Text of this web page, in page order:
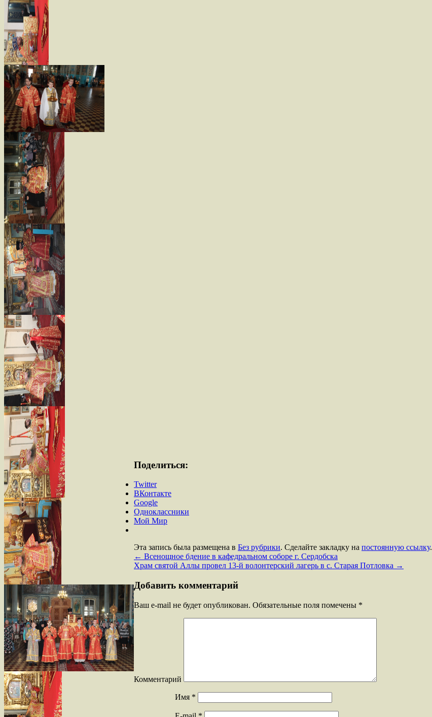
Поделиться:
Twitter
ВКонтакте
Google
Одноклассники
Мой Мир
Эта запись была размещена в Без рубрики. Сделайте закладку на постоянную ссылку.
← Всенощное бдение в кафедральном соборе г. Сердобска
Храм святой Аллы провел 13-й волонтерский лагерь в с. Старая Потловка →
Добавить комментарий
Ваш e-mail не будет опубликован. Обязательные поля помечены *
Комментарий
Имя *